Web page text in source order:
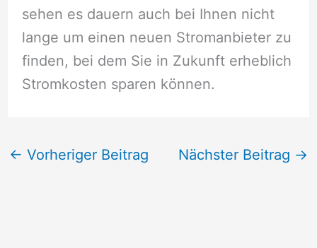
sehen es dauern auch bei Ihnen nicht
lange um einen neuen Stromanbieter zu
finden, bei dem Sie in Zukunft erheblich
Stromkosten sparen können.
← Vorheriger Beitrag Nächster Beitrag →